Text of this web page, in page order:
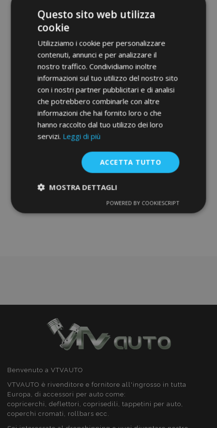
3D Tappetini in gomma No.77 per LEXUS
52,95 €
Aggiungi Al Carrello
Aggiungi
lista
Benvenuto a VTVAUTO
VTVAUTO è rivenditore e fornitore all'ingrosso in tutta
Europa, di accessori per auto come:
copricerchi, deflettori, coprisedili, tappetini per auto,
coperchi cromati, rollbars ecc.
Questo sito web utilizza
cookie
Utilizziamo i cookie per personalizzare
contenuti, annunci e per analizzare il
nostro traffico. Condividiamo inoltre
informazioni sul tuo utilizzo del nostro sito
con i nostri partner pubblicitari e di analisi
che potrebbero combinarle con altre
informazioni che hai fornito loro o che
hanno raccolto dal tuo utilizzo dei loro
servizi. Leggi di più
ACCETTA TUTTO
MOSTRA DETTAGLI
necessari
Performance
Strettamente necessari
Targeting
I cookie strettamente necessari consentono le
dell'utente e la gestione dell'account. Il sito web
cookie strettamente necessari.
Nome
Dominio
POWERED BY COOKIESCRIPT